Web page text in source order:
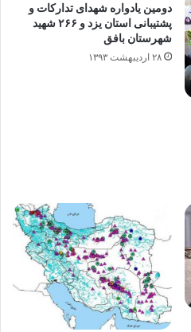
دومین یادواره شهدای تدارکات و
پشتیبانی استان یزد و ۲۶۶ شهید
شهرستان بافق
۲۸ اردیبهشت ۱۳۹۳